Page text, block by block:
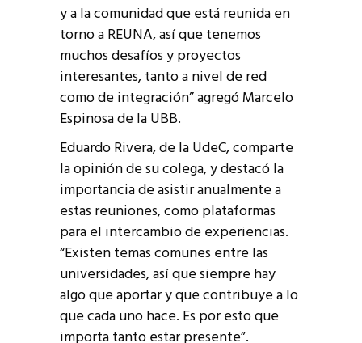
y a la comunidad que está reunida en
torno a REUNA, así que tenemos
muchos desafíos y proyectos
interesantes, tanto a nivel de red
como de integración” agregó Marcelo
Espinosa de la UBB.
Eduardo Rivera, de la UdeC, comparte
la opinión de su colega, y destacó la
importancia de asistir anualmente a
estas reuniones, como plataformas
para el intercambio de experiencias.
“Existen temas comunes entre las
universidades, así que siempre hay
algo que aportar y que contribuye a lo
que cada uno hace. Es por esto que
importa tanto estar presente”.